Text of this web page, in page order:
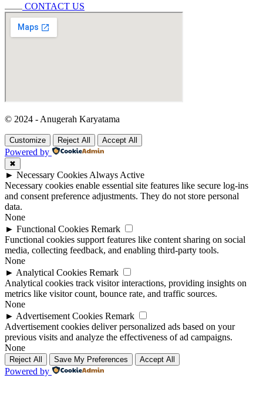
CONTACT US
© 2024 - Anugerah Karyatama
Customize Reject All Accept All
Powered by
✖
► Necessary Cookies Always Active
Necessary cookies enable essential site features like secure log-ins
and consent preference adjustments. They do not store personal
data.
None
► Functional Cookies Remark
Functional cookies support features like content sharing on social
media, collecting feedback, and enabling third-party tools.
None
► Analytical Cookies Remark
Analytical cookies track visitor interactions, providing insights on
metrics like visitor count, bounce rate, and traffic sources.
None
► Advertisement Cookies Remark
Advertisement cookies deliver personalized ads based on your
previous visits and analyze the effectiveness of ad campaigns.
None
Reject All Save My Preferences Accept All
Powered by